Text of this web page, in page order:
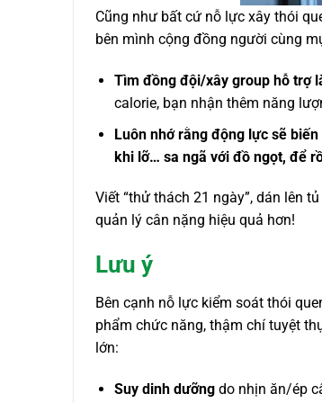
Cũng như bất cứ nỗ lực xây thói
bên mình cộng đồng người cùng
Tìm đồng đội/xây group hỗ trợ
calorie, bạn nhận thêm năng
Luôn nhớ rằng động lực sẽ
khi lỡ… sa ngã với đồ ngọt, để
Viết “thử thách 21 ngày”, dán lên
quản lý cân nặng hiệu quả hơn!
Lưu ý
Bên cạnh nỗ lực kiểm soát thói
phẩm chức năng, thậm chí tuyệt
lớn:
Suy dinh dưỡngdo nhịn ăn/ép